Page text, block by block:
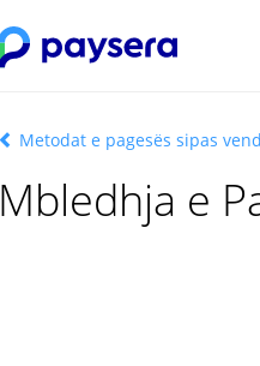
Metodat e pagesës sipas
Mbledhja e